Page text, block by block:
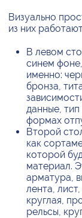
Визуально
из них
В левом
синем
именно:
бронза,
данные,
формах
Второй
как
которой
материал.
арматура,
лента,
круглая,
рельсы,